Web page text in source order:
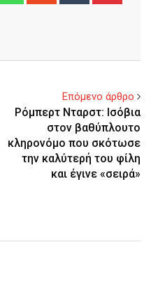
Επόμενο άρθρο
Ρόμπερτ Νταρστ: Iσόβια
στον βαθύπλουτο
κληρονόμο που σκότωσε
την καλύτερή του φίλη
και έγινε «σειρά»